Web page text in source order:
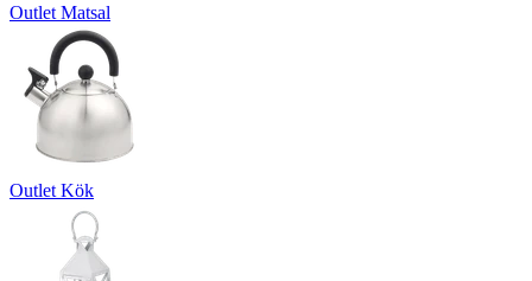
Outlet Matsal
Outlet Kök